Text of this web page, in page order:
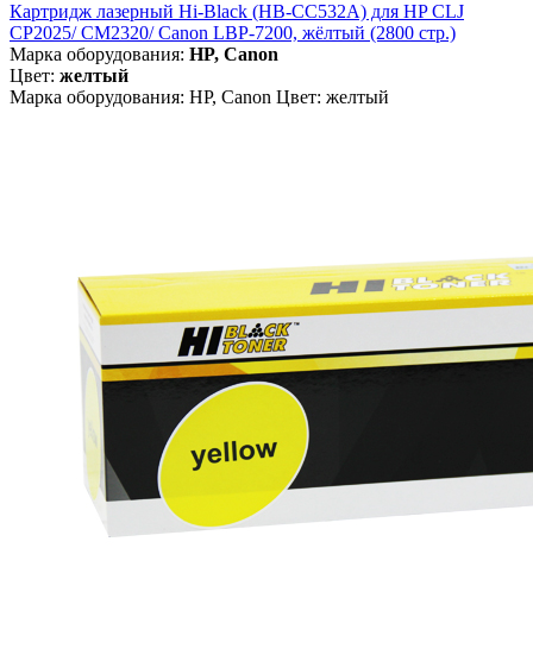
Картридж лазерный Hi-Black (HB-CC532A) для HP CLJ
CP2025/ CM2320/ Canon LBP-7200, жёлтый (2800 стр.)
Марка оборудования: HP, Canon
Цвет: желтый
Марка оборудования: HP, Canon Цвет: желтый